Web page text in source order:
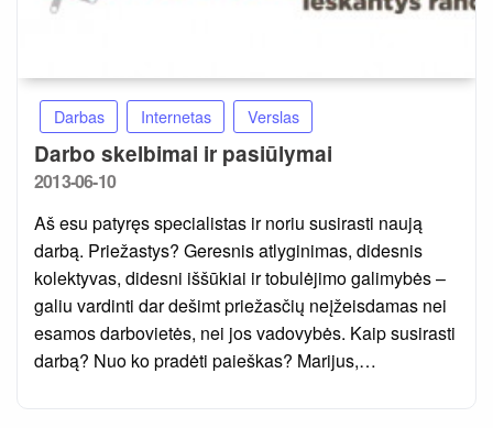
Darbas Internetas Verslas
Darbo skelbimai ir pasiūlymai
Posted
2013-06-10
Aš esu patyręs specialistas ir noriu susirasti naują
darbą. Priežastys? Geresnis atlyginimas, didesnis
kolektyvas, didesni iššūkiai ir tobulėjimo galimybės –
galiu vardinti dar dešimt priežasčių neįžeisdamas nei
esamos darbovietės, nei jos vadovybės. Kaip susirasti
darbą? Nuo ko pradėti paieškas? Marijus,…